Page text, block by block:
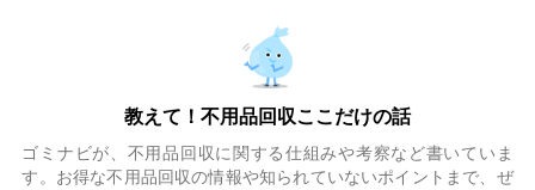
教えて！不用品回収ここだけの話
ゴミナビが、不用品回収に関する仕組みや考察など書いていま
す。お得な不用品回収の情報や知られていないポイントまで、ぜ